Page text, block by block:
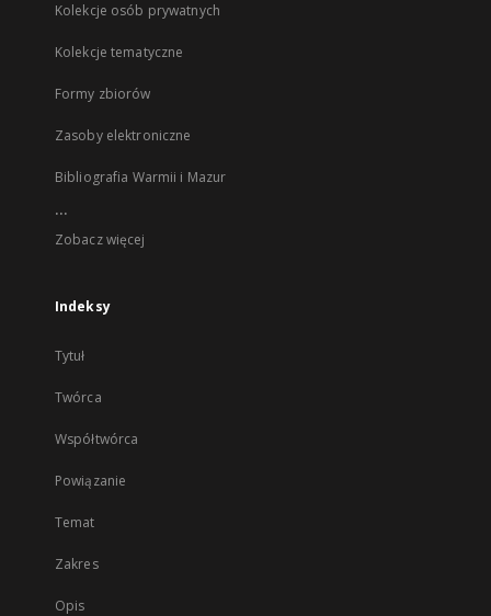
Kolekcje osób prywatnych
Kolekcje tematyczne
Formy zbiorów
Zasoby elektroniczne
Bibliografia Warmii i Mazur
...
Zobacz więcej
Indeksy
Tytuł
Twórca
Współtwórca
Powiązanie
Temat
Zakres
Opis